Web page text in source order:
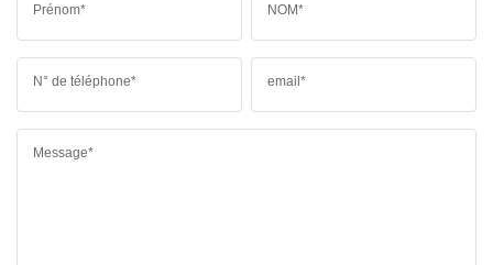
Prénom* NOM*
N° de téléphone* email*
Message*